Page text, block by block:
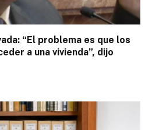
“El problema es que los
a una vivienda”, dijo